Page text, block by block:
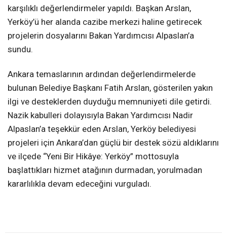
karşılıklı değerlendirmeler yapıldı. Başkan Arslan,
Yerköy’ü her alanda cazibe merkezi haline getirecek
projelerin dosyalarını Bakan Yardımcısı Alpaslan’a
sundu.
Ankara temaslarının ardından değerlendirmelerde
bulunan Belediye Başkanı Fatih Arslan, gösterilen yakın
ilgi ve desteklerden duyduğu memnuniyeti dile getirdi.
Nazik kabulleri dolayısıyla Bakan Yardımcısı Nadir
Alpaslan’a teşekkür eden Arslan, Yerköy belediyesi
projeleri için Ankara’dan güçlü bir destek sözü aldıklarını
ve ilçede “Yeni Bir Hikâye: Yerköy” mottosuyla
başlattıkları hizmet atağının durmadan, yorulmadan
kararlılıkla devam edeceğini vurguladı.